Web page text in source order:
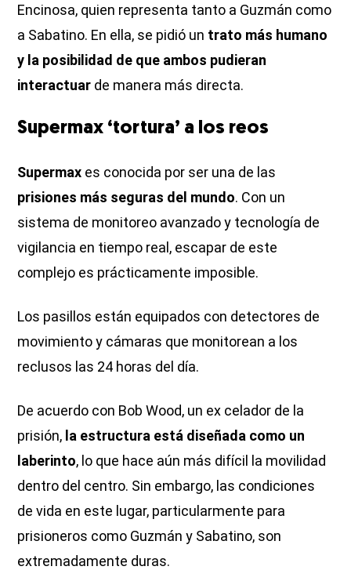
Encinosa, quien representa tanto a Guzmán como
a Sabatino. En ella, se pidió un trato más humano
y la posibilidad de que ambos pudieran
interactuar de manera más directa.
Supermax ‘tortura’ a los reos
Supermax es conocida por ser una de las
prisiones más seguras del mundo. Con un
sistema de monitoreo avanzado y tecnología de
vigilancia en tiempo real, escapar de este
complejo es prácticamente imposible.
Los pasillos están equipados con detectores de
movimiento y cámaras que monitorean a los
reclusos las 24 horas del día.
De acuerdo con Bob Wood, un ex celador de la
prisión, la estructura está diseñada como un
laberinto, lo que hace aún más difícil la movilidad
dentro del centro. Sin embargo, las condiciones
de vida en este lugar, particularmente para
prisioneros como Guzmán y Sabatino, son
extremadamente duras.